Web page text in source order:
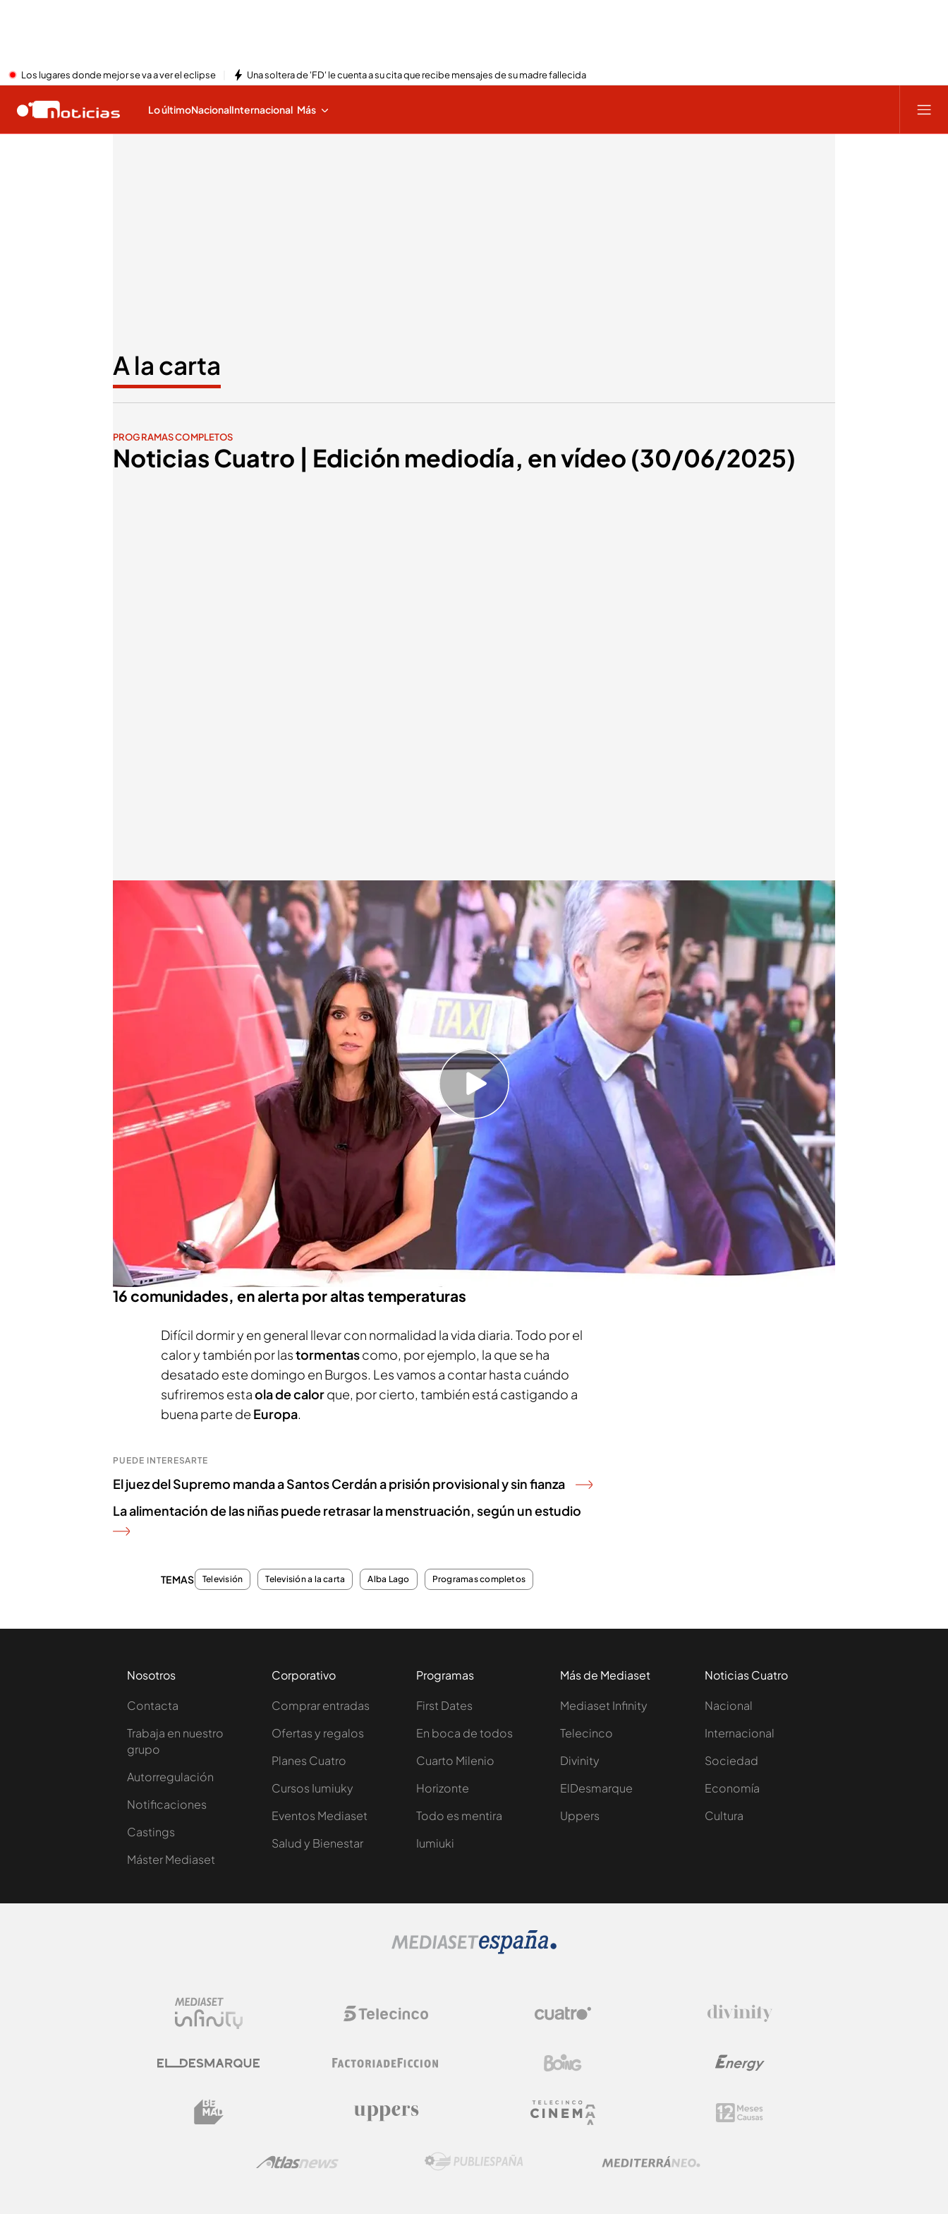
Los lugares donde mejor se va a ver el eclipse Una soltera de 'FD' le cuenta a su cita que recibe mensajes de su madre fallecida
Lo últimoNacionalInternacional Más
A la carta
PROGRAMAS COMPLETOS
Noticias Cuatro | Edición mediodía, en vídeo (30/06/2025)
Las noticias, de la mano de Alba Lago
Redacción digital Noticias Cuatro
30 JUN 2025 - 15:23h.
El juez manda a prisión provisional y sin fianza a Santos Cerdán
16 comunidades están en alerta por altas temperaturas que van a
superar los 40 grados
Compartir
El juez manda a prisión provisional y sin fianza a Santos Cerdán
Elexnúmero tres del PSOE
ha declarado esta mañana en el Supremo.
Cerdán ha negado haber cobrado comisiones y le ha dicho al juez que es
víctima de una persecución política por haber negociado la investidura de
Sánchez. El magistrado ve delitos de integración en organización criminal,
cohecho y tráfico de influencias. El magistrado lo manda a prisión
provisionaly sin fianza por posible riesgo de fuga o eliminación de
pruebas.
16 comunidades, en alerta por altas temperaturas
Difícil dormir y en general llevar con normalidad la vida diaria. Todo por el
calor y también por lastormentascomo, por ejemplo, la que se ha
desatado este domingo en Burgos. Les vamos a contar hasta cuándo
sufriremos estaola de calorque, por cierto, también está castigando a
buena parte de Europa.
PUEDE INTERESARTE
El juez del Supremo manda a Santos Cerdán a prisión provisional y sin fianza
La alimentación de las niñas puede retrasar la menstruación, según un estudio
TEMAS Televisión Televisión a la carta Alba Lago Programas completos
Nosotros
Contacta
Trabaja en nuestro
grupo
Autorregulación
Notificaciones
Castings
Máster Mediaset
Corporativo
Comprar entradas
Ofertas y regalos
Planes Cuatro
Cursos Iumiuky
Eventos Mediaset
Salud y Bienestar
Programas
First Dates
En boca de todos
Cuarto Milenio
Horizonte
Todo es mentira
Iumiuki
Más de Mediaset
Mediaset Infinity
Telecinco
Divinity
ElDesmarque
Uppers
Noticias Cuatro
Nacional
Internacional
Sociedad
Economía
Cultura